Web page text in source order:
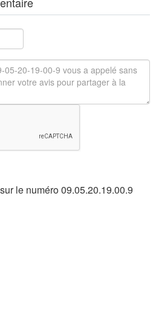
le numéro 09.05.20.19.00.9